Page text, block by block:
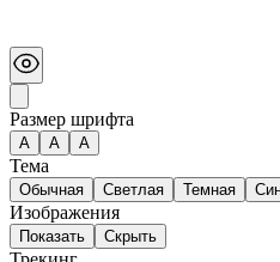
Размер шрифта
А A A
Тема
Обычная Светлая Темная
Изображения
Показать Скрыть